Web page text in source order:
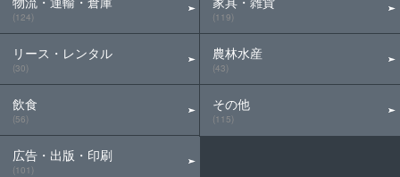
(124)
リース・レンタル
(30)
飲食
(56)
広告・出版・印刷
(101)
(119)
農林水産
(43)
その他
(115)